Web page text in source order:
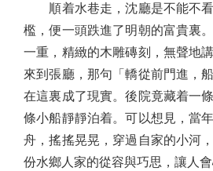
順着水巷走，沈廳是不能不看
檻，便一頭跌進了明朝的富貴裏
一重，精緻的木雕磚刻，無聲地
來到張廳，那句「轎從前門進，
在這裏成了現實。後院竟藏着一
條小船靜靜泊着。可以想見，當
舟，搖搖晃晃，穿過自家的小河
份水鄉人家的從容與巧思，讓人會